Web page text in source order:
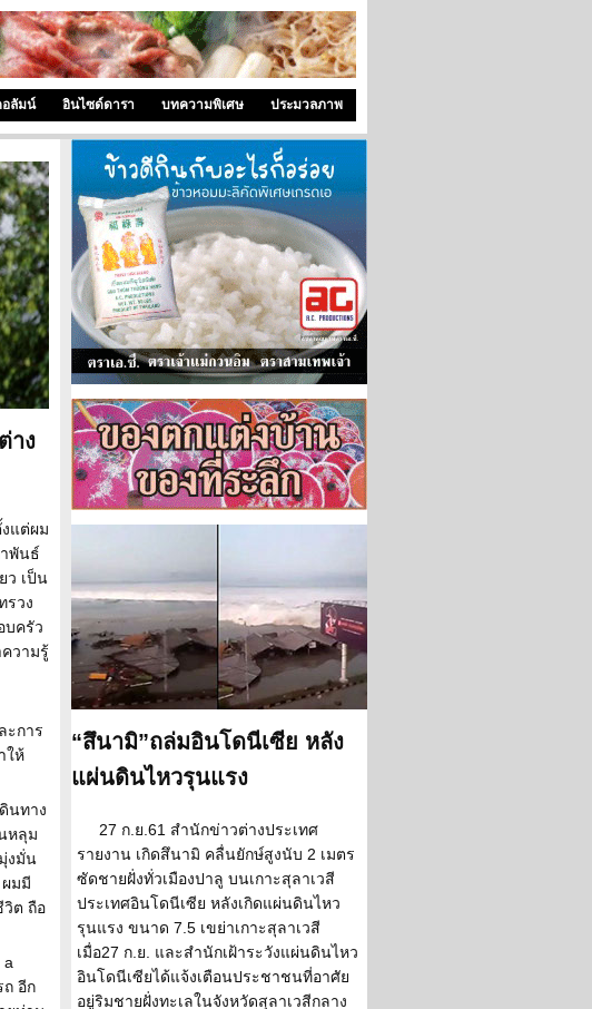
อลัมน์ อินไซด์ดารา บทความพิเศษ ประมวลภาพ
าง
แต่ผม
พันธ์
ว เป็น
รวง
บครัว
วามรู้
ะการ
ให้
นทาง
หลุม
งมั่น
มมี
วิต ถือ
a
อีก
“สึนามิ”ถล่มอินโดนีเซีย หลัง
แผ่นดินไหวรุนแรง
27 ก.ย.61 สำนักข่าวต่างประเทศ
รายงาน เกิดสึนามิ คลื่นยักษ์สูงนับ 2 เมตร
ซัดชายฝั่งทั่วเมืองปาลู บนเกาะสุลาเวสี
ประเทศอินโดนีเซีย หลังเกิดแผ่นดินไหว
รุนแรง ขนาด 7.5 เขย่าเกาะสุลาเวสี
เมื่อ27 ก.ย. และสำนักเฝ้าระวังแผ่นดินไหว
อินโดนีเซียได้แจ้งเตือนประชาชนที่อาศัย
อยู่ริมชายฝั่งทะเลในจังหวัดสุลาเวสีกลาง